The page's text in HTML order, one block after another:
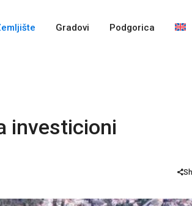
Gradovi Podgorica
investicioni